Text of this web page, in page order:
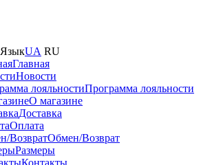
ЯзыкUA RU
Главная
Новости
Программа лояльности
О магазине
Доставка
Оплата
Обмен/Возврат
Размеры